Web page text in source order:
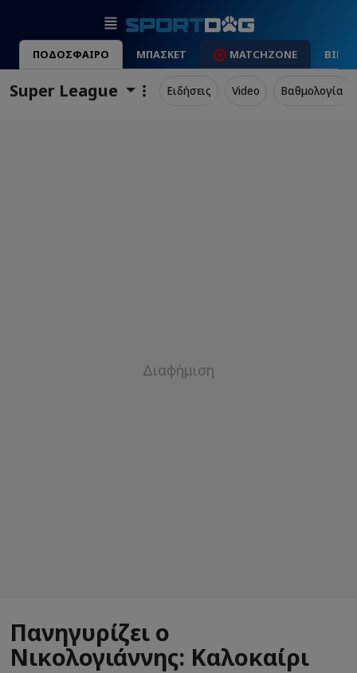
ΠΟΔΟΣΦΑΙΡΟ ΜΠΑΣΚΕΤ MATCHZONE
Super League Ειδήσεις Video Βαθμολογία
Πανηγυρίζει ο
Νικολογιάννης: Καλοκαίρι